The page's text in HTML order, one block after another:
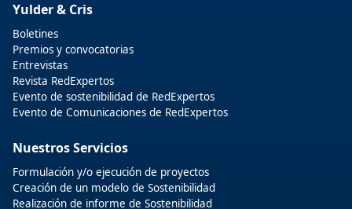
Yulder & Cris
Boletines
Premios y convocatorias
Entrevistas
Revista RedExpertos
Evento de sostenibilidad de RedExpertos
Evento de Comunicaciones de RedExpertos
Nuestros Servicios
Formulación y/o ejecución de proyectos
Creación de un modelo de Sostenibilidad
Realización de informe de Sostenibilidad